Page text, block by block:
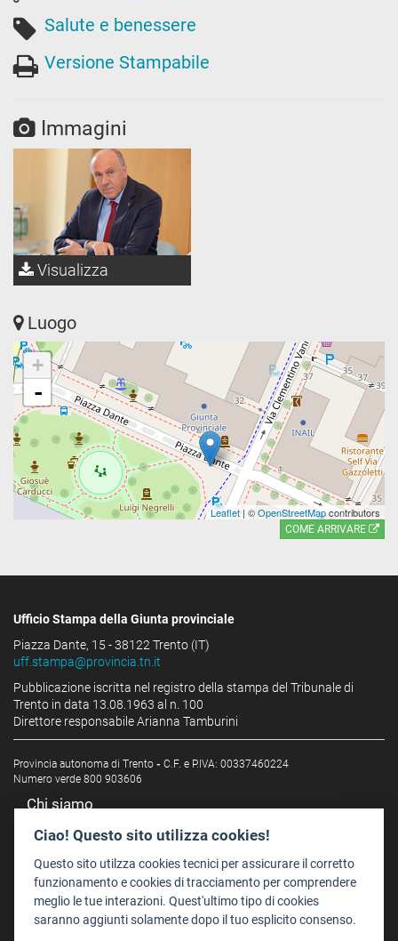
Salute e benessere
Versione Stampabile
Immagini
Visualizza
Luogo
+
-
Leaflet| ©OpenStreetMapcontributors
COME ARRIVARE
Ufficio Stampa della Giunta provinciale
Piazza Dante, 15 - 38122 Trento (IT)
uff.stampa@provincia.tn.it
Pubblicazione iscritta nel registro della stampa del Tribunale di
Trento in data 13.08.1963 al n. 100
Direttore responsabile Arianna Tamburini
Provincia autonoma di Trento - C.F. e P.IVA: 00337460224
Numero verde 800 903606
Chi siamo
Redazione
Staff
Format - Centro Audiovisivi
Trentino Film Commission
Ciao! Questo sito utilizza cookies!
Questo sito utilzza cookies tecnici per assicurare il corretto
funzionamento e cookies di tracciamento per comprendere
meglio le tue interazioni. Quest'ultimo tipo di cookies
saranno aggiunti solamente dopo il tuo esplicito consenso.